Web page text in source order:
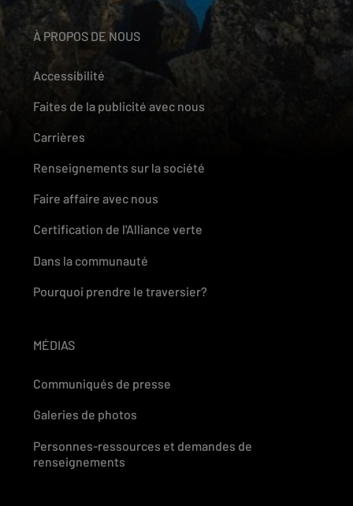
À PROPOS DE NOUS
Accessibilité
Faites de la publicité avec nous
Carrières
Renseignements sur la société
Faire affaire avec nous
Certification de l'Alliance verte
Dans la communauté
Pourquoi prendre le traversier?
MÉDIAS
Communiqués de presse
Galeries de photos
Personnes-ressources et demandes de
renseignements